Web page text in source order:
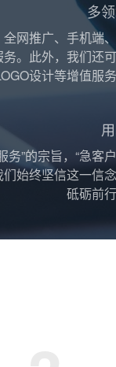
多
网推广、手机端
。此外，我们还
设计等增值服
”的宗旨，“急客
始终坚信这一信
砥砺前